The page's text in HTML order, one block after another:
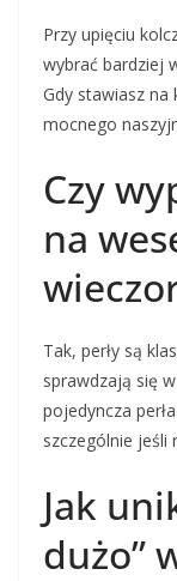
Przy upięciu
wybrać bardziej
Gdy stawiasz
mocnego
Czy
na
Tak, perły są
sprawdzają się
pojedyncza
szczególnie jeśli
Jak
dużo”